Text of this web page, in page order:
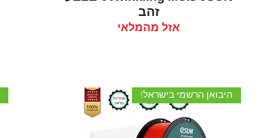
זהב
אזל מהמלאי
היבואן הרשמי בישראל!